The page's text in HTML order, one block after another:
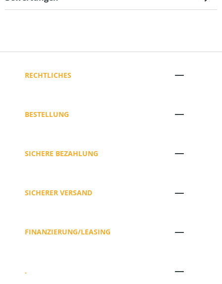
RECHTLICHES
BESTELLUNG
SICHERE BEZAHLUNG
SICHERER VERSAND
FINANZIERUNG/LEASING
.